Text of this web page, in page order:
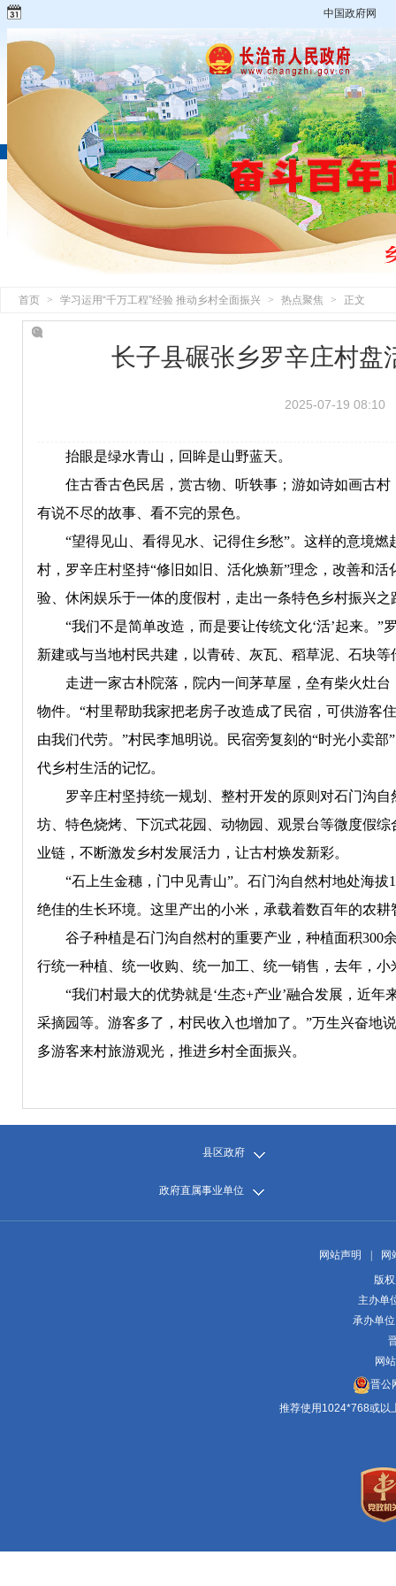
中国政府网
首页 > 学习运用“千万工程”经验 推动乡村全面振兴 > 热点聚焦 > 正文
长子县碾张乡罗辛庄村盘
2025-07-19 08:10
抬眼是绿水青山，回眸是山野蓝天。
住古香古色民居，赏古物、听轶事；游如诗如画古村
有说不尽的故事、看不完的景色。
“望得见山、看得见水、记得住乡愁”。这样的意境燃
村，罗辛庄村坚持“修旧如旧、活化焕新”理念，改善和
验、休闲娱乐于一体的度假村，走出一条特色乡村振兴之
“我们不是简单改造，而是要让传统文化‘活’起来。”
新建或与当地村民共建，以青砖、灰瓦、稻草泥、石块
走进一家古朴院落，院内一间茅草屋，垒有柴火灶台
物件。“村里帮助我家把老房子改造成了民宿，可供游客
由我们代劳。”村民李旭明说。民宿旁复刻的“时光小卖
代乡村生活的记忆。
罗辛庄村坚持统一规划、整村开发的原则对石门沟自
坊、特色烧烤、下沉式花园、动物园、观景台等微度假
业链，不断激发乡村发展活力，让古村焕发新彩。
“石上生金穗，门中见青山”。石门沟自然村地处海拔
绝佳的生长环境。这里产出的小米，承载着数百年的农
谷子种植是石门沟自然村的重要产业，种植面积300余
行统一种植、统一收购、统一加工、统一销售，去年，小
“我们村最大的优势就是‘生态+产业’融合发展，近年
采摘园等。游客多了，村民收入也增加了。”万生兴奋地
多游客来村旅游观光，推进乡村全面振兴。
县区政府
政府直属事业单位
网站声明
网
版
主办单
承办单
网
晋公
推荐使用1024*768或以